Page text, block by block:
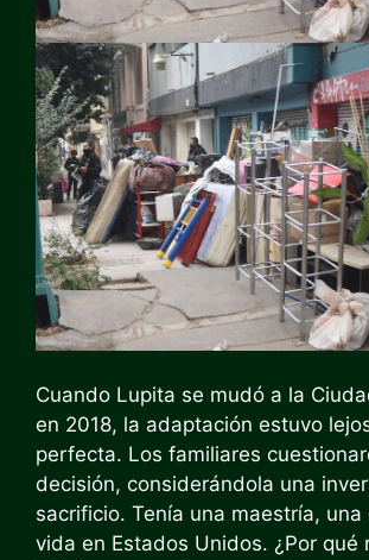
Cuando Lupita se mudó a la
en 2018, la adaptación estuvo
perfecta. Los familiares
decisión, considerándola una
sacrificio. Tenía una maestría, una
vida en Estados Unidos. ¿Por qué